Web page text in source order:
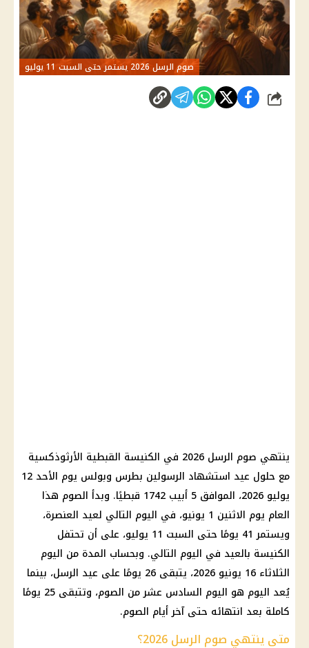
صوم الرسل 2026 يستمر حتى السبت 11 يوليو
شارك
ينتهي صوم الرسل 2026 في الكنيسة القبطية الأرثوذكسية
مع حلول عيد استشهاد الرسولين بطرس وبولس يوم الأحد 12
يوليو 2026، الموافق 5 أبيب 1742 قبطيًا. وبدأ الصوم هذا
العام يوم الاثنين 1 يونيو، في اليوم التالي لعيد العنصرة،
ويستمر 41 يومًا حتى السبت 11 يوليو، على أن تحتفل
الكنيسة بالعيد في اليوم التالي. وبحساب المدة من اليوم
الثلاثاء 16 يونيو 2026، يتبقى 26 يومًا على عيد الرسل، بينما
يُعد اليوم هو اليوم السادس عشر من الصوم، وتتبقى 25 يومًا
كاملة بعد انتهائه حتى آخر أيام الصوم.
متى ينتهي صوم الرسل 2026؟